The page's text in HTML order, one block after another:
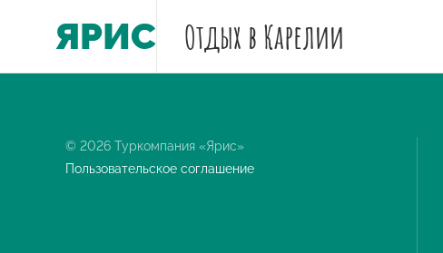
ЯРИС Отдых в Карелии
© 2026 Туркомпания «Ярис»
Пользовательское соглашение